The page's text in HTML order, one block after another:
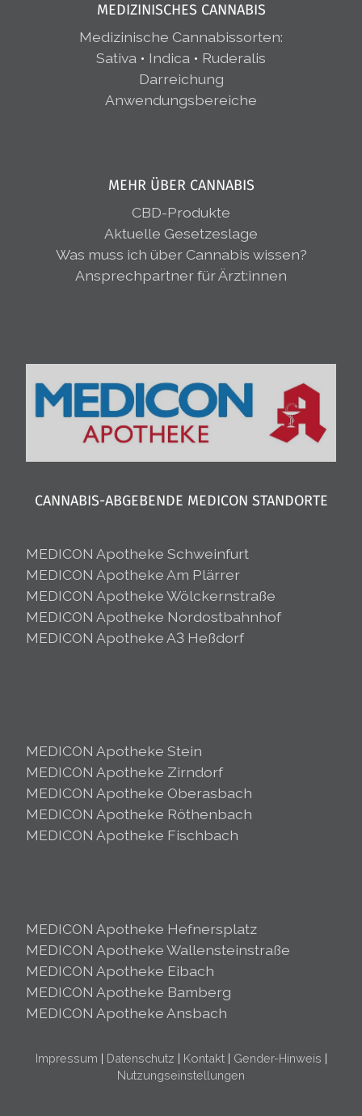
MEDIZINISCHES CANNABIS
Medizinische Cannabissorten:
Sativa • Indica • Ruderalis
Darreichung
Anwendungsbereiche
MEHR ÜBER CANNABIS
CBD-Produkte
Aktuelle Gesetzeslage
Was muss ich über Cannabis wissen?
Ansprechpartner für Ärzt:innen
CANNABIS-ABGEBENDE MEDICON STANDORTE
MEDICON Apotheke Schweinfurt
MEDICON Apotheke Am Plärrer
MEDICON Apotheke Wölckernstraße
MEDICON Apotheke Nordostbahnhof
MEDICON Apotheke A3 Heßdorf
MEDICON Apotheke Stein
MEDICON Apotheke Zirndorf
MEDICON Apotheke Oberasbach
MEDICON Apotheke Röthenbach
MEDICON Apotheke Fischbach
MEDICON Apotheke Hefnersplatz
MEDICON Apotheke Wallensteinstraße
MEDICON Apotheke Eibach
MEDICON Apotheke Bamberg
MEDICON Apotheke Ansbach
Impressum | Datenschutz | Kontakt| Gender-Hinweis |
Nutzungseinstellungen